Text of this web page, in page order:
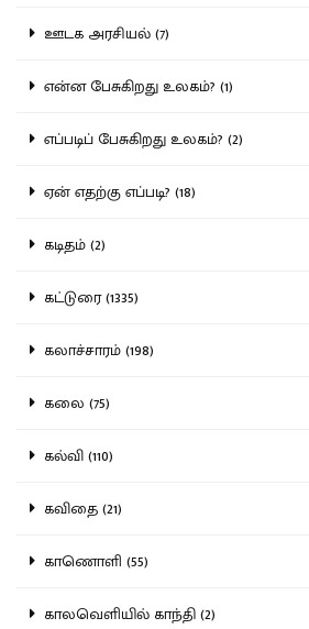
ஊடக அரசியல் (7)
என்ன பேசுகிறது உலகம்? (1)
எப்படிப் பேசுகிறது உலகம்? (2)
ஏன் எதற்கு எப்படி? (18)
கடிதம் (2)
கட்டுரை (1335)
கலாச்சாரம் (198)
கலை (75)
கல்வி (110)
கவிதை (21)
காணொளி (55)
காலவெளியில் காந்தி (2)